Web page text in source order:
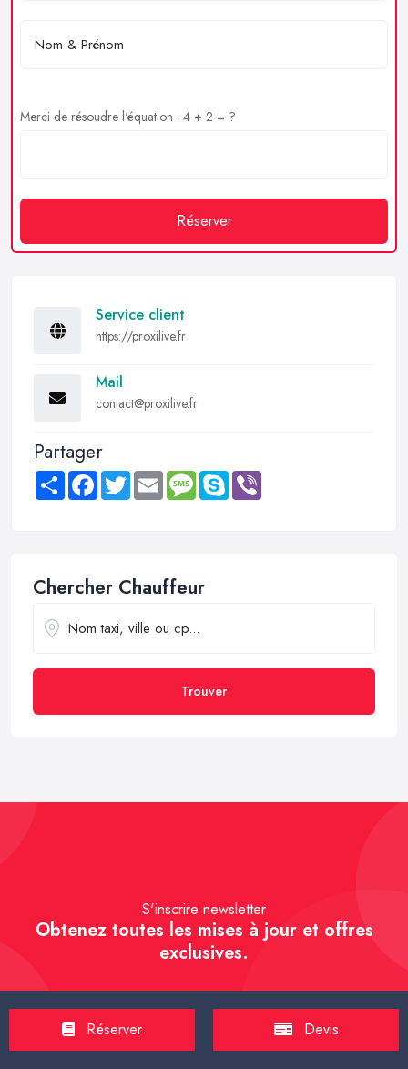
Merci de résoudre l'équation : 4 + 2 = ?
Réserver
Service client
https://proxilive.fr
Mail
contact@proxilive.fr
Partager
Share FacebookTwitter Email MessageSkype
Chercher Chauffeur
Trouver
S'inscrire newsletter
Obtenez toutes les mises à jour et offres
exclusives.
S'inscrire
Réserver Devis